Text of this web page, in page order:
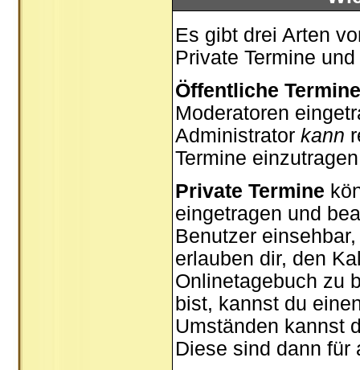
Es gibt drei Arten
Private Termine
Öffentliche Termine
Moderatoren
Administrator kann
Termine
Private Termine
eingetragen und
Benutzer
erlauben dir, den
Onlinetagebuch zu
bist, kannst du
Umständen kannst
Diese sind dann für